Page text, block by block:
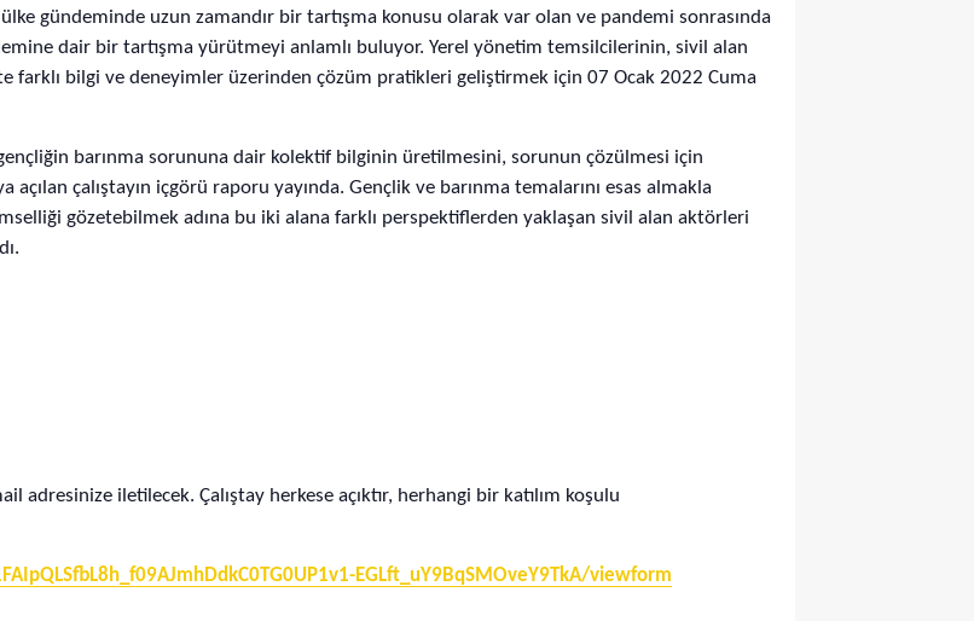
gündeminde uzun zamandır bir tartışma konusu olarak var olan ve pandemi sonrasında
dair bir tartışma yürütmeyi anlamlı buluyor. Yerel yönetim temsilcilerinin, sivil alan
bilgi ve deneyimler üzerinden çözüm pratikleri geliştirmek için 07 Ocak 2022 Cuma
barınma sorununa dair kolektif bilginin üretilmesini, sorunun çözülmesi için
çalıştayın içgörü raporu yayında. Gençlik ve barınma temalarını esas almakla
gözetebilmek adına bu iki alana farklı perspektiflerden yaklaşan sivil alan aktörleri
adresinize iletilecek. Çalıştay herkese açıktır, herhangi bir katılım koşulu
EGLft_uY9BqSMOveY9TkA/viewform